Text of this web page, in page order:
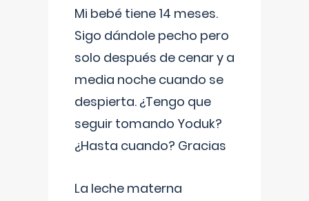
Mi bebé tiene 14 meses.
Sigo dándole pecho pero
solo después de cenar y a
media noche cuando se
despierta. ¿Tengo que
seguir tomando Yoduk?
¿Hasta cuando? Gracias
La leche materna